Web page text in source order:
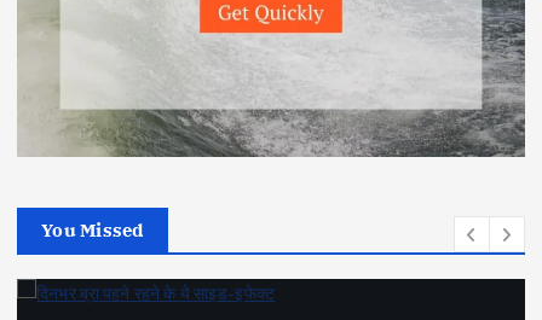
You Missed